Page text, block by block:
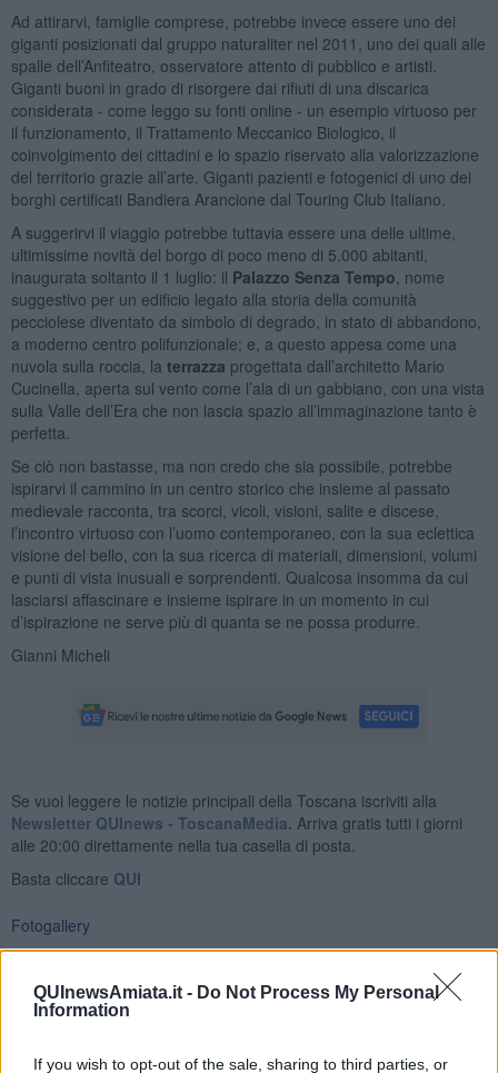
QUInewsAmiata.it - Do Not Process My Personal
Information
If you wish to opt-out of the sale, sharing to third parties, or
Ad attirarvi, famiglie comprese, potrebbe invece essere uno dei
giganti posizionati dal gruppo naturaliter nel 2011, uno dei quali alle
spalle dell’Anfiteatro, osservatore attento di pubblico e artisti.
Giganti buoni in grado di risorgere dai rifiuti di una discarica
considerata - come leggo su fonti online - un esempio virtuoso per
il funzionamento, il Trattamento Meccanico Biologico, il
coinvolgimento dei cittadini e lo spazio riservato alla valorizzazione
del territorio grazie all’arte. Giganti pazienti e fotogenici di uno dei
borghi certificati Bandiera Arancione dal Touring Club Italiano.
A suggerirvi il viaggio potrebbe tuttavia essere una delle ultime,
ultimissime novità del borgo di poco meno di 5.000 abitanti,
inaugurata soltanto il 1 luglio: il Palazzo Senza Tempo , nome
suggestivo per un edificio legato alla storia della comunità
pecciolese diventato da simbolo di degrado, in stato di abbandono,
a moderno centro polifunzionale; e, a questo appesa come una
nuvola sulla roccia, la terrazza progettata dall’architetto Mario
Cucinella, aperta sul vento come l’ala di un gabbiano, con una vista
sulla Valle dell’Era che non lascia spazio all’immaginazione tanto è
perfetta.
Se ciò non bastasse, ma non credo che sia possibile, potrebbe
ispirarvi il cammino in un centro storico che insieme al passato
medievale racconta, tra scorci, vicoli, visioni, salite e discese,
l’incontro virtuoso con l’uomo contemporaneo, con la sua eclettica
visione del bello, con la sua ricerca di materiali, dimensioni, volumi
e punti di vista inusuali e sorprendenti. Qualcosa insomma da cui
lasciarsi affascinare e insieme ispirare in un momento in cui
d’ispirazione ne serve più di quanta se ne possa produrre.
Gianni Micheli
Se vuoi leggere le notizie principali della Toscana iscriviti alla
Newsletter QUInews - ToscanaMedia. Arriva gratis tutti i giorni
alle 20:00 direttamente nella tua casella di posta.
Basta cliccare QUI
Fotogallery